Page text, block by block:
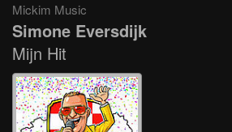
Mickim Music
Simone Eversdijk
Mijn Hit